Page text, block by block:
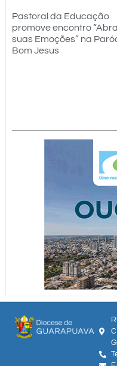
Pastoral da Educação
promove encontro
suas Emoções” na
Bom Jesus